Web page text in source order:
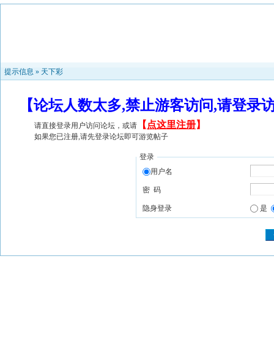
提示信息 » 天下彩
【论坛人数太多,禁止游客访问,请登
请直接登录用户访问论坛，或请 【 点这里注册】
如果您已注册,请先登录论坛即可游览帖子
登录
用户名
密 码
隐身登录 是